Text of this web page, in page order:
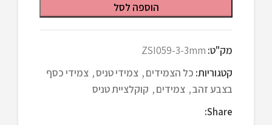
הוספה לסל
מק"ט: ZSI059-3-3mm
קטגוריות: כל הצמידים, צמידי טניס, צמידי כסף
בצבע זהב, צמידים, קוקלציית טניס
Share: